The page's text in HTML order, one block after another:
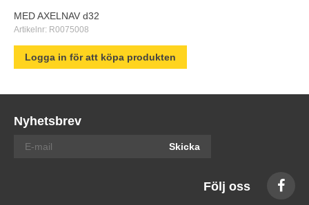
MED AXELNAV d32
Artikelnr: R0075008
Logga in för att köpa produkten
Nyhetsbrev
Skicka
Följ oss